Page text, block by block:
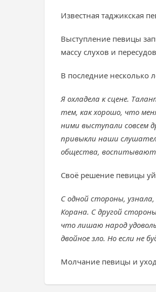
Известная таджикская
Выступление певицы
массу слухов и
В последние несколько
Я охладела к сцене.
тем, как хорошо, что
ними выступали совсем
привыкли наши
общества, воспитывают
Своё решение певицы
С одной стороны,
Корана. С другой
что лишаю народ
двойное зло. Но если не
Молчание певицы и